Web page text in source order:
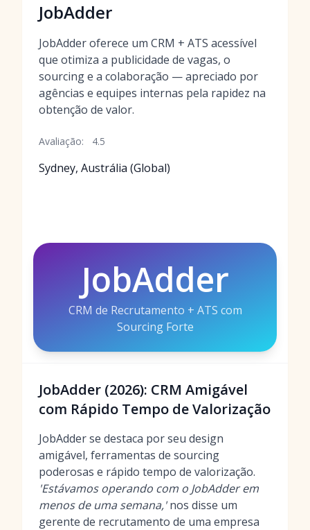
JobAdder
JobAdder oferece um CRM + ATS acessível
que otimiza a publicidade de vagas, o
sourcing e a colaboração — apreciado por
agências e equipes internas pela rapidez na
obtenção de valor.
Avaliação: 4.5
Sydney, Austrália (Global)
JobAdder
CRM de Recrutamento + ATS com
Sourcing Forte
JobAdder (2026): CRM Amigável
com Rápido Tempo de Valorização
JobAdder se destaca por seu design
amigável, ferramentas de sourcing
poderosas e rápido tempo de valorização.
'Estávamos operando com o JobAdder em
menos de uma semana,'nos disse um
gerente de recrutamento de uma empresa